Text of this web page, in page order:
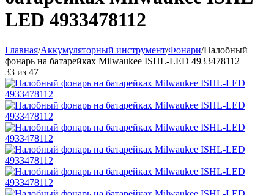
LED 4933478112
Главная/Аккумуляторный инструмент/Фонари/Налобный
фонарь на батарейках Milwaukee ISHL-LED 4933478112
33 из 47